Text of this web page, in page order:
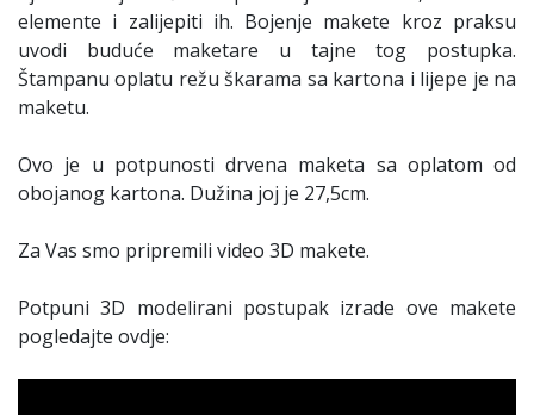
elemente i zalijepiti ih. Bojenje makete kroz praksu
uvodi buduće maketare u tajne tog postupka.
Štampanu oplatu režu škarama sa kartona i lijepe je na
maketu.
Ovo je u potpunosti drvena maketa sa oplatom od
obojanog kartona. Dužina joj je 27,5cm.
Za Vas smo pripremili video 3D makete.
Potpuni 3D modelirani postupak izrade ove makete
pogledajte ovdje: